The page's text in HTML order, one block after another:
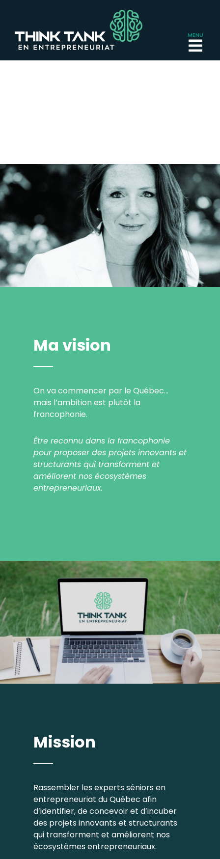
Ma vision
On va commencer par le Québec…
mais l’ambition est plutôt la
francophonie.
Être reconnu dans la francophonie
pour proposer des projets innovants et
structurants qui transforment et
améliorent nos écosystèmes
entrepreneuriaux.
Mission
Rassembler les experts séniors en
entrepreneuriat du Québec afin
d’identifier, de concevoir et d’incuber
des projets innovants et structurants
qui transforment et améliorent nos
écosystèmes entrepreneuriaux.